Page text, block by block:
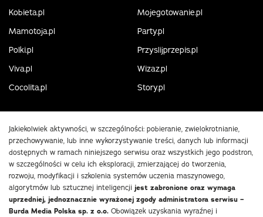
Kobieta.pl
Mojegotowanie.pl
Mamotoja.pl
Party.pl
Polki.pl
Przyslijprzepis.pl
Viva.pl
Wizaz.pl
Cocolita.pl
Story.pl
Jakiekolwiek aktywności, w szczególności: pobieranie, zwielokrotnianie,
przechowywanie, lub inne wykorzystywanie treści, danych lub informacji
dostępnych w ramach niniejszego serwisu oraz wszystkich jego podstron,
w szczególności w celu ich eksploracji, zmierzającej do tworzenia,
rozwoju, modyfikacji i szkolenia systemów uczenia maszynowego,
algorytmów lub sztucznej inteligencji jest zabronione oraz wymaga
uprzedniej, jednoznacznie wyrażonej zgody administratora serwisu –
Burda Media Polska sp. z o.o. Obowiązek uzyskania wyraźnej i